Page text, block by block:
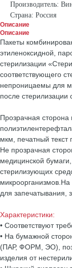
Производитель:
Страна: Россия
Описание
Описание
Пакеты
этиленоксидной,
стерилизации
соответствующего
непроницаемы для
после
Прозрачная сторона
мкм, печатный текст
Не прозрачная
медицинской
стерилизующих
микроорганизмов.На
для запечатывания,
Характеристики:
• Соответствуют
• На бумажной
(ПАР, ФОРМ, ЭО),
изделия от